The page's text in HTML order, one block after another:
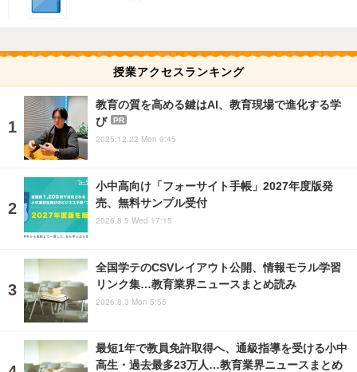
授業アクセスランキング
教育の質を高める鍵はAI、教育現場で進化する学
び
PR
2025.12.22 Mon 9:45
小中高向け「フォーサイト手帳」2027年度版発
売、無料サンプル受付
2026.8.5 Wed 17:15
全国学テのCSVレイアウト公開、情報モラル学習
リンク集…教育業界ニュースまとめ読み
2026.8.3 Mon 5:55
最短1年で教員免許取得へ、通級指導を受ける小中
高生・過去最多23万人…教育業界ニュースまとめ